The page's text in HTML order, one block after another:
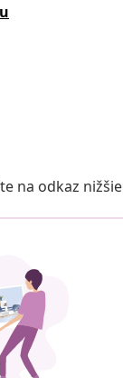
na odkaz nižšie